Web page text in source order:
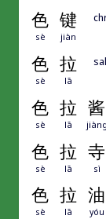
色 键
sè jiàn
色 拉
sè lā
色 拉 酱
sè lā jiàng
色 拉 寺
sè lā sì
色 拉 油
sè lā yóu